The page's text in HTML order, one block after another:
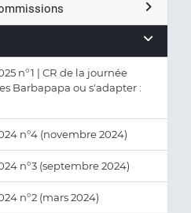
n°1 | CR de la journée
Barbapapa ou s'adapter :
n°4 (novembre 2024)
n°3 (septembre 2024)
n°2 (mars 2024)